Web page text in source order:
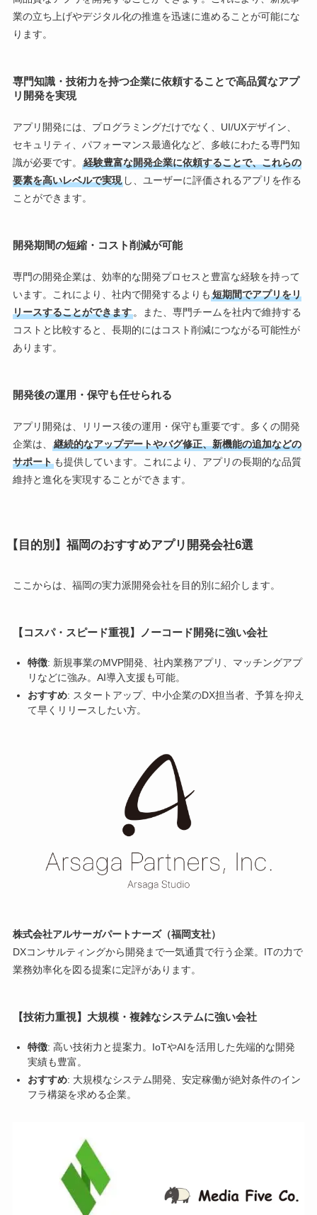
業の立ち上げやデジタル化の推進を迅速に進めることが可能にな
ります。
専門知識・技術力を持つ企業に依頼することで高品質なアプ
リ開発を実現
アプリ開発には、プログラミングだけでなく、UI/UXデザイン、
セキュリティ、パフォーマンス最適化など、多岐にわたる専門知
識が必要です。
経験豊富な開発企業に依頼することで、これらの
要素を高いレベルで実現し、ユーザーに評価されるアプリを作る
ことができます。
開発期間の短縮・コスト削減が可能
専門の開発企業は、効率的な開発プロセスと豊富な経験を持って
います。これにより、社内で開発するよりも 短期間でアプリをリ
リースすることができます。また、専門チームを社内で維持する
コストと比較すると、長期的にはコスト削減につながる可能性が
あります。
開発後の運用・保守も任せられる
アプリ開発は、リリース後の運用・保守も重要です。多くの開発
企業は、
継続的なアップデートやバグ修正、新機能の追加などの
サポートも提供しています。これにより、アプリの長期的な品質
維持と進化を実現することができます。
【目的別】福岡のおすすめアプリ開発会社6選
ここからは、福岡の実力派開発会社を目的別に紹介します。
【コスパ・スピード重視】ノーコード開発に強い会社
特徴: 新規事業のMVP開発、社内業務アプリ、マッチングアプ
リなどに強み。AI導入支援も可能。
おすすめ: スタートアップ、中小企業のDX担当者、予算を抑え
て早くリリースしたい方。
株式会社アルサーガパートナーズ（福岡支社）
DXコンサルティングから開発まで一気通貫で行う企業。ITの力で
業務効率化を図る提案に定評があります。
【技術力重視】大規模・複雑なシステムに強い会社
特徴: 高い技術力と提案力。IoTやAIを活用した先端的な開発
実績も豊富。
おすすめ: 大規模なシステム開発、安定稼働が絶対条件のイン
フラ構築を求める企業。